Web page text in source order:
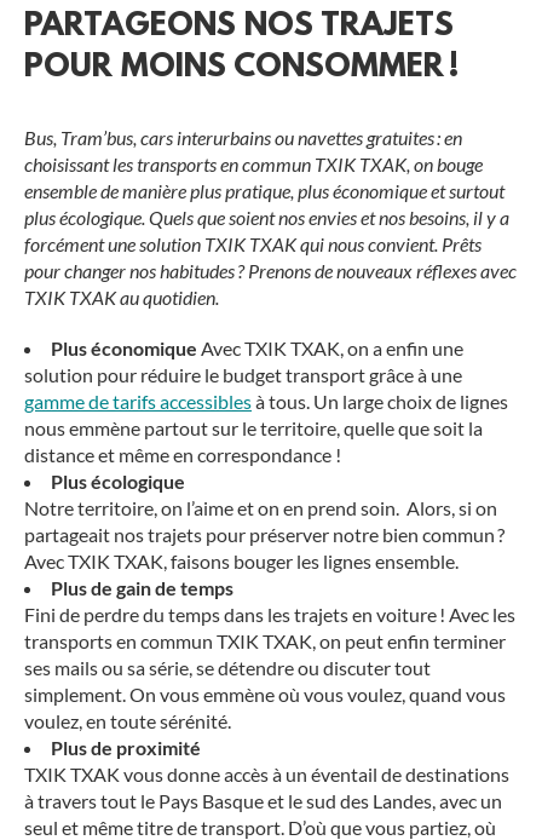
PARTAGEONS NOS TRAJETS
POUR MOINS CONSOMMER !
Bus, Tram’bus, cars interurbains ou navettes gratuites : en
choisissant les transports en commun TXIK TXAK, on bouge
ensemble de manière plus pratique, plus économique et surtout
plus écologique. Quels que soient nos envies et nos besoins, il y a
forcément une solution TXIK TXAK qui nous convient. Prêts
pour changer nos habitudes ? Prenons de nouveaux réflexes avec
TXIK TXAK au quotidien.
Plus économique Avec TXIK TXAK, on a enfin une
solution pour réduire le budget transport grâce à une
gamme de tarifs accessiblesà tous. Un large choix de lignes
nous emmène partout sur le territoire, quelle que soit la
distance et même en correspondance !
Plus écologique
Notre territoire, on l’aime et on en prend soin. Alors, si on
partageait nos trajets pour préserver notre bien commun ?
Avec TXIK TXAK, faisons bouger les lignes ensemble.
Plus de gain de temps
Fini de perdre du temps dans les trajets en voiture ! Avec les
transports en commun TXIK TXAK, on peut enfin terminer
ses mails ou sa série, se détendre ou discuter tout
simplement. On vous emmène où vous voulez, quand vous
voulez, en toute sérénité.
Plus de proximité
TXIK TXAK vous donne accès à un éventail de destinations
à travers tout le Pays Basque et le sud des Landes, avec un
seul et même titre de transport. D’où que vous partiez, où